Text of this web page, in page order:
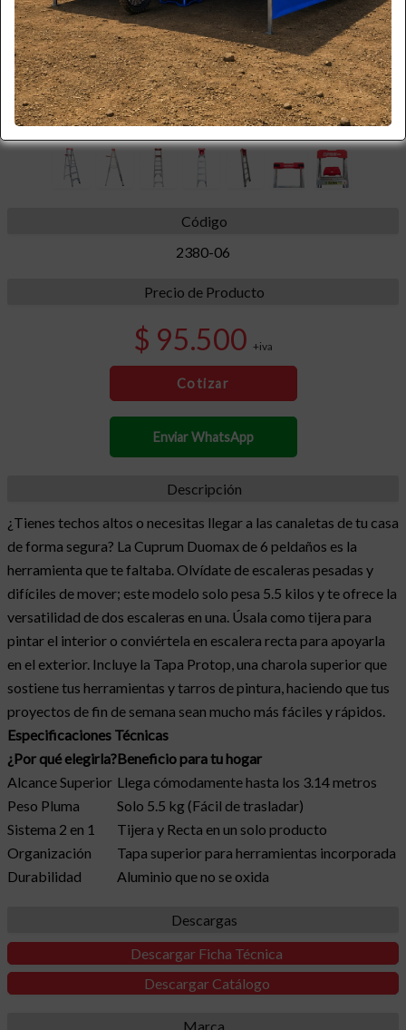
*imagen referencial
Más Imágenes
Código
2380-06
Precio de Producto
$ 95.500 +iva
Cotizar
Enviar WhatsApp
Descripción
¿Tienes techos altos o necesitas llegar a las canaletas de tu casa
de forma segura? La Cuprum Duomax de 6 peldaños es la
herramienta que te faltaba. Olvídate de escaleras pesadas y
difíciles de mover; este modelo solo pesa 5.5 kilos y te ofrece la
versatilidad de dos escaleras en una. Úsala como tijera para
pintar el interior o conviértela en escalera recta para apoyarla
en el exterior. Incluye la Tapa Protop, una charola superior que
sostiene tus herramientas y tarros de pintura, haciendo que tus
proyectos de fin de semana sean mucho más fáciles y rápidos.
Especificaciones Técnicas
¿Por qué elegirla?Beneficio para tu hogar
Alcance Superior Llega cómodamente hasta los 3.14 metros
Peso Pluma
Solo 5.5 kg (Fácil de trasladar)
Sistema 2 en 1
Tijera y Recta en un solo producto
Organización
Tapa superior para herramientas incorporada
Durabilidad
Aluminio que no se oxida
Descargas
Descargar Ficha Técnica
Descargar Catálogo
Marca